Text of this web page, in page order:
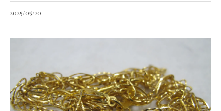
2025/05/20